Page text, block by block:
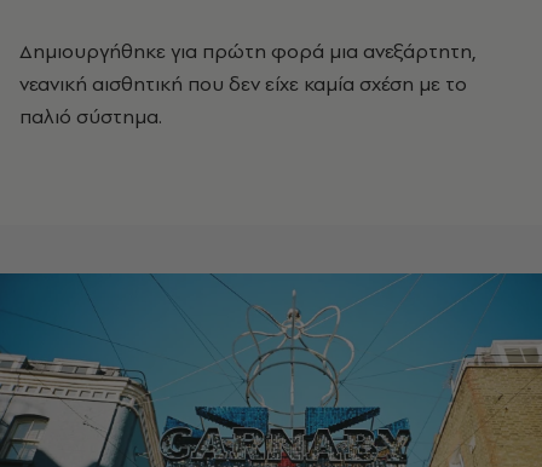
Δημιουργήθηκε για πρώτη φορά μια ανεξάρτητη,
νεανική αισθητική που δεν είχε καμία σχέση με το
παλιό σύστημα.